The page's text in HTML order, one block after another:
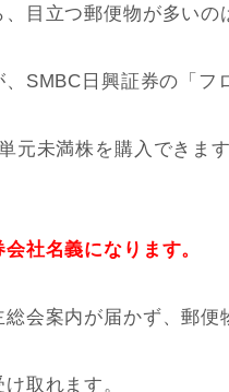
目立つ郵便物が多いの
SMBC日興証券の「フ
元未満株を購入できま
社名義になります。
会案内が届かず、郵便
取れます。